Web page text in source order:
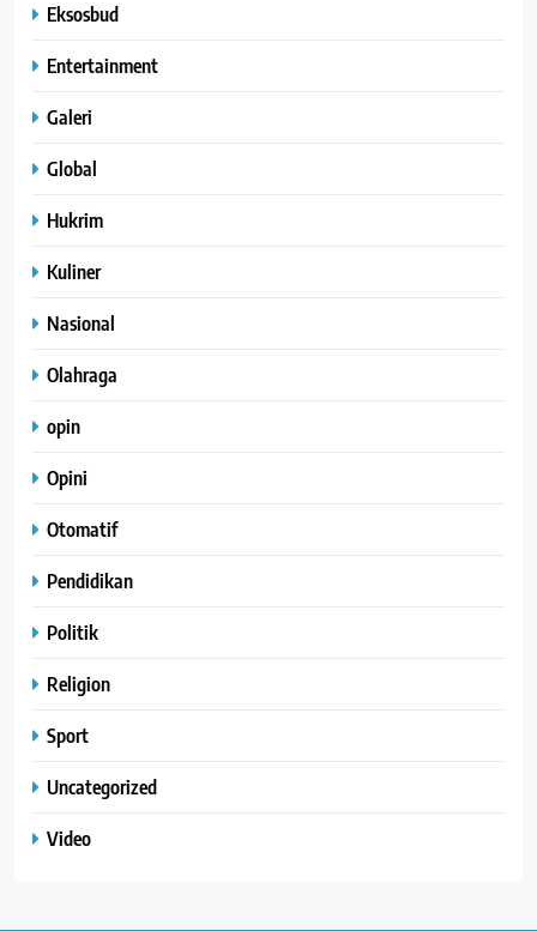
Eksosbud
Entertainment
Galeri
Global
Hukrim
Kuliner
Nasional
Olahraga
opin
Opini
Otomatif
Pendidikan
Politik
Religion
Sport
Uncategorized
Video